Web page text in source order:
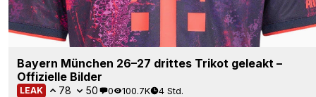
Bayern München 26–27 drittes Trikot geleakt –
Offizielle Bilder
LEAK 78 50 0 100.7K 4 Std.